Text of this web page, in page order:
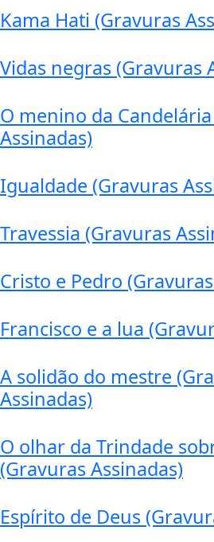
Kama Hati (Gravuras
Vidas negras (Gravuras
O menino da
Assinadas)
Igualdade (Gravuras
Travessia (Gravuras
Cristo e Pedro
Francisco e a lua
A solidão do mestre
Assinadas)
O olhar da Trindade
(Gravuras Assinadas)
Espírito de Deus